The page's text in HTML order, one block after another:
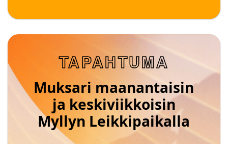
TAPAHTUMA
Muksari maanantaisin
ja keskiviikkoisin
Myllyn Leikkipaikalla